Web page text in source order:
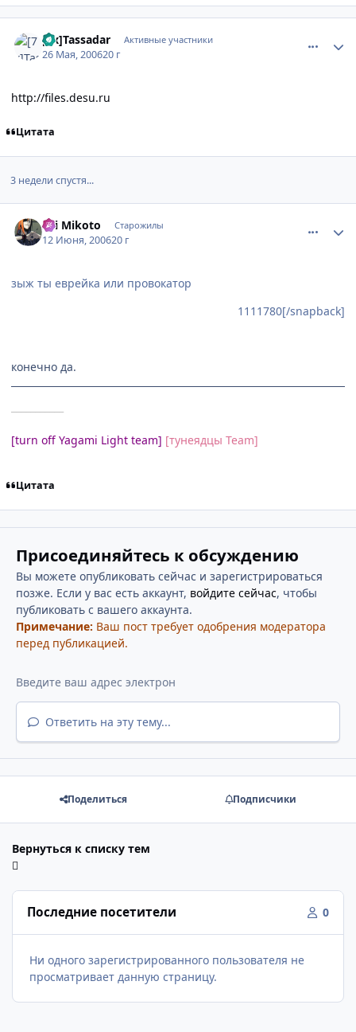
[7x]Tassadar Активные участники
26 Мая, 200620 г
http://files.desu.ru
Цитата
3 недели спустя...
Sei Mikoto Старожилы
12 Июня, 200620 г
зыж ты еврейка или провокатор
1111780[/snapback]
конечно да.
[turn off Yagami Light team] [тунеядцы Team]
Цитата
Присоединяйтесь к обсуждению
Вы можете опубликовать сейчас и зарегистрироваться
позже. Если у вас есть аккаунт, войдите сейчас, чтобы
публиковать с вашего аккаунта.
Примечание: Ваш пост требует одобрения модератора
перед публикацией.
Ответить на эту тему...
Поделиться Подписчики
Вернуться к списку тем
Последние посетители 0
Ни одного зарегистрированного пользователя не
просматривает данную страницу.